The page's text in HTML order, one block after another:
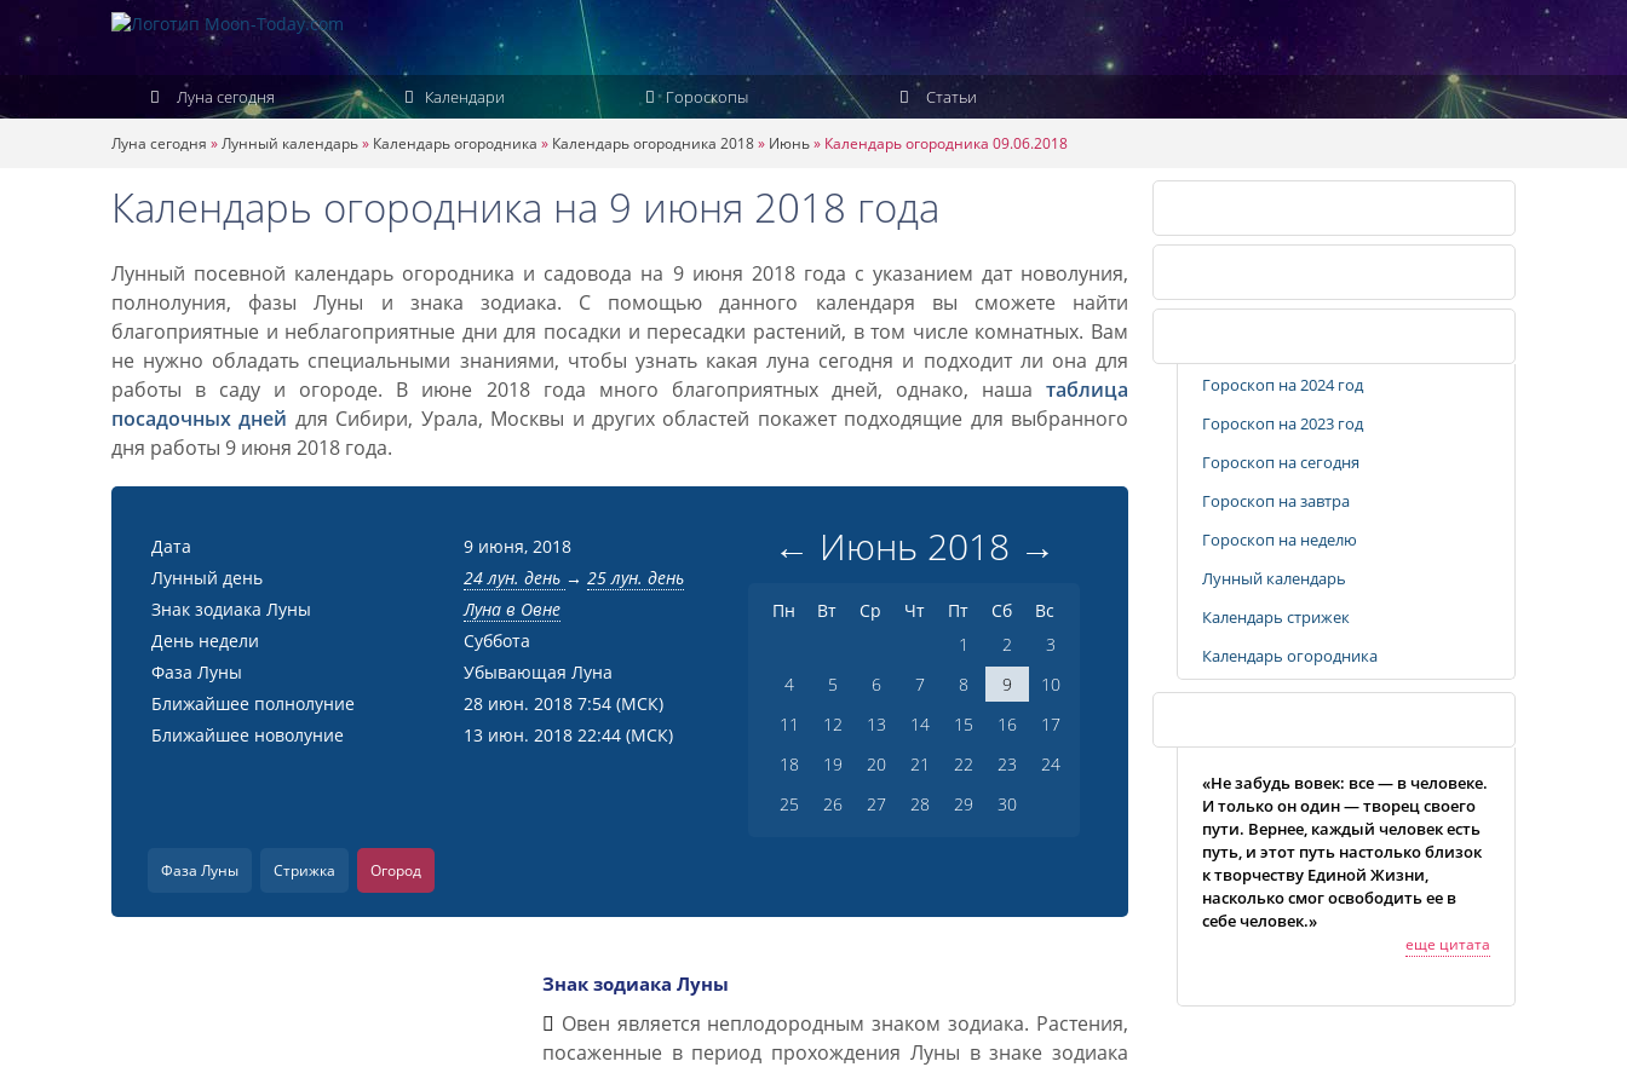
Луна сегодня Календари Гороскопы Статьи
Луна сегодня »Лунный календарь» Календарь огородника » Календарь огородника 2018» Июнь» Календарь огородника 09.06.2018
Календарь огородника на 9 июня 2018 года
Лунный посевной календарь огородника и садовода на 9 июня 2018 года с указанием дат новолуния,
полнолуния, фазы Луны и знака зодиака. С помощью данного календаря вы сможете найти
благоприятные и неблагоприятные дни для посадки и пересадки растений, в том числе комнатных. Вам
не нужно обладать специальными знаниями, чтобы узнать какая луна сегодня и подходит ли она для
работы в саду и огороде. В июне 2018 года много благоприятных дней, однако, наша таблица
посадочных дней для Сибири, Урала, Москвы и других областей покажет подходящие для выбранного
дня работы 9 июня 2018 года.
Дата
9 июня, 2018
Лунный день
24 лун. день → 25 лун. день
Знак зодиака Луны
Луна в Овне
День недели
Суббота
Фаза Луны
Убывающая Луна
Ближайшее полнолуние
28 июн. 2018 7:54 (МСК)
Ближайшее новолуние
13 июн. 2018 22:44 (МСК)
← Июнь 2018 →
Пн Вт Ср Чт Пт Сб
Вс
1
2
3
4
5 6 7 8 9
10
11
12 13 14 15 16
17
18
19 20 21 22 23
24
25
26 27 28 29 30
Фаза Луны Стрижка Огород
Знак зодиака Луны
Овен является неплодородным знаком зодиака. Растения,
посаженные в период прохождения Луны в знаке зодиака
Гороскоп на 2024 год
Гороскоп на 2023 год
Гороскоп на сегодня
Гороскоп на завтра
Гороскоп на неделю
Лунный календарь
Календарь стрижек
Календарь огородника
«Не забудь вовек: все — в человеке.
И только он один — творец своего
пути. Вернее, каждый человек есть
путь, и этот путь настолько близок
к творчеству Единой Жизни,
насколько смог освободить ее в
себе человек.»
еще цитата